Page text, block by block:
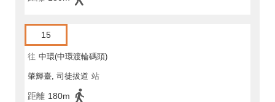
15
往 中環(中環渡輪碼頭)
肇輝臺, 司徒拔道 站
距離 180m